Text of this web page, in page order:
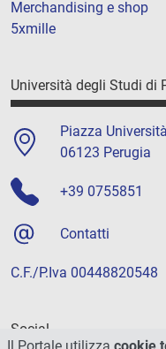
Merchandising e shop
5xmille
Università degli Studi di
Piazza
06123 Perugia
+39 0755851
Contatti
C.F./P.Iva 00448820548
Social